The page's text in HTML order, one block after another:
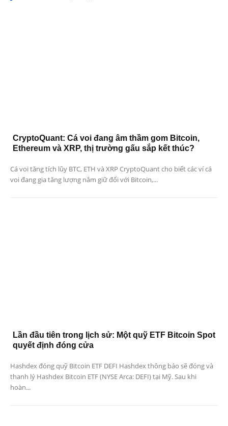
CryptoQuant: Cá voi đang âm thầm gom Bitcoin,
Ethereum và XRP, thị trường gấu sắp kết thúc?
Cá voi tăng tích lũy BTC, ETH và XRP CryptoQuant cho biết các ví cá
voi đang gia tăng lượng nắm giữ đối với Bitcoin,...
Lần đầu tiên trong lịch sử: Một quỹ ETF Bitcoin Spot
quyết định đóng cửa
Hashdex đóng quỹ Bitcoin ETF DEFI Hashdex thông báo sẽ đóng và
thanh lý Hashdex Bitcoin ETF (NYSE Arca: DEFI) tại Mỹ. Sau khi
hoàn...